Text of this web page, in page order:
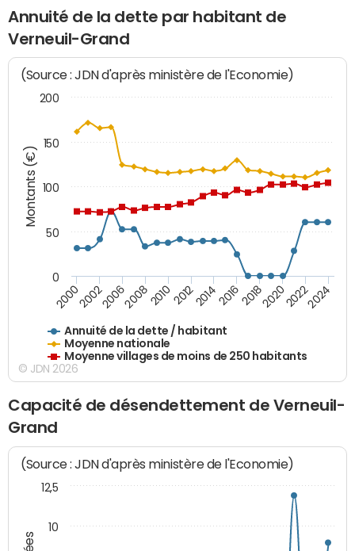
Annuité de la dette par habitant de
Verneuil-Grand
Montants (€)
(Source : JDN d'après ministère de l'Economie)
Annuité de la dette / habitant
Moyenne nationale
Moyenne villages de moins de 250 habitants
200020022006200820102012201420162018202020222024
0
50
100
150
200
© JDN 2026
Capacité de désendettement de Verneuil-
Grand
(Source : JDN d'après ministère de l'Economie)
10
12,5